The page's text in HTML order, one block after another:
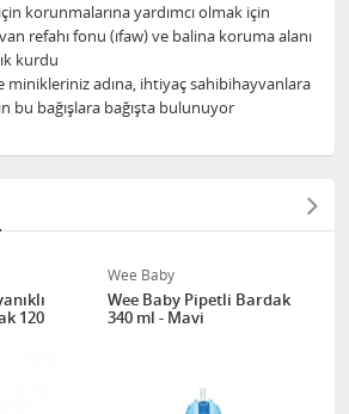
korunmalarına yardımcı olmak için
refahı fonu (ıfaw) ve balina koruma alanı
kurdu
minikleriniz adına, ihtiyaç sahibihayvanlara
bu bağışlara bağışta bulunuyor
120
Wee Baby
Wee Baby Pipetli Bardak
340 ml - Mavi